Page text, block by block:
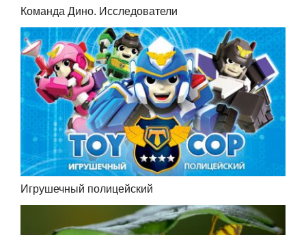
Команда Дино. Исследователи
Игрушечный полицейский